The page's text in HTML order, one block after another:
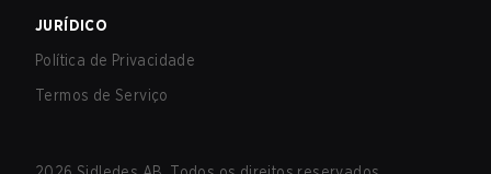
JURÍDICO
Política de Privacidade
Termos de Serviço